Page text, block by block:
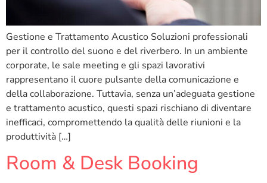
Gestione e Trattamento Acustico Soluzioni professionali
per il controllo del suono e del riverbero. In un ambiente
corporate, le sale meeting e gli spazi lavorativi
rappresentano il cuore pulsante della comunicazione e
della collaborazione. Tuttavia, senza un’adeguata gestione
e trattamento acustico, questi spazi rischiano di diventare
inefficaci, compromettendo la qualità delle riunioni e la
produttività […]
Room & Desk Booking